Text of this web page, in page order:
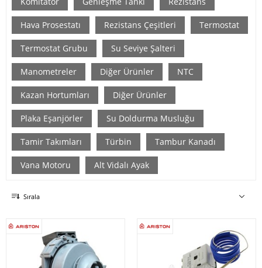
Hava Prosestatı Rezistans Çeşitleri Termostat
Termostat Grubu Su Seviye Şalteri
Manometreler Diğer Ürünler NTC
Kazan Hortumları Diğer Ürünler
Plaka Eşanjörler Su Doldurma Musluğu
Tamir Takımları Türbin Tambur Kanadı
Vana Motoru Alt Vidalı Ayak
Sırala